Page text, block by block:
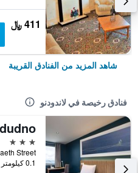
411 ﷼
شاهد المزيد من الفنادق القريبة
فنادق رخيصة في لاندودنو
3 نجوم
0.1 كيلومتر عن وسط المدينة